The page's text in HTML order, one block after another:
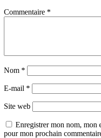
Commentaire *
Nom *
E-mail *
Site web
Enregistrer mon nom, mon
pour mon prochain